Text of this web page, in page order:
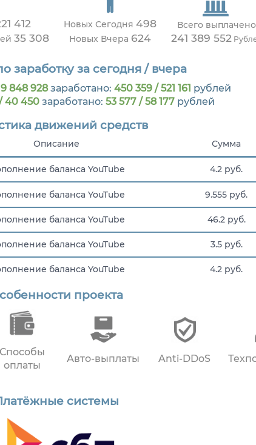
412
35 308
Новых Сегодня 498
Новых Вчера 624
Всего выплачено
241 389 552
заработку за сегодня / вчера
9 848 928заработано: 450 359 / 521 161 рублей
40 450заработано: 53 577 / 58 177рублей
движений средств
Описание Сумма
баланса YouTube 4.2 руб.
баланса YouTube 9.555 руб.
баланса YouTube 46.2 руб.
баланса YouTube 3.5 руб.
баланса YouTube 4.2 руб.
баланса YouTube
проекта
Способы
оплаты
Авто-выплаты Anti-DDoS
системы